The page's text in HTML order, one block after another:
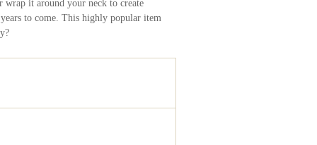
wrap it around your neck to create
to come. This highly popular item